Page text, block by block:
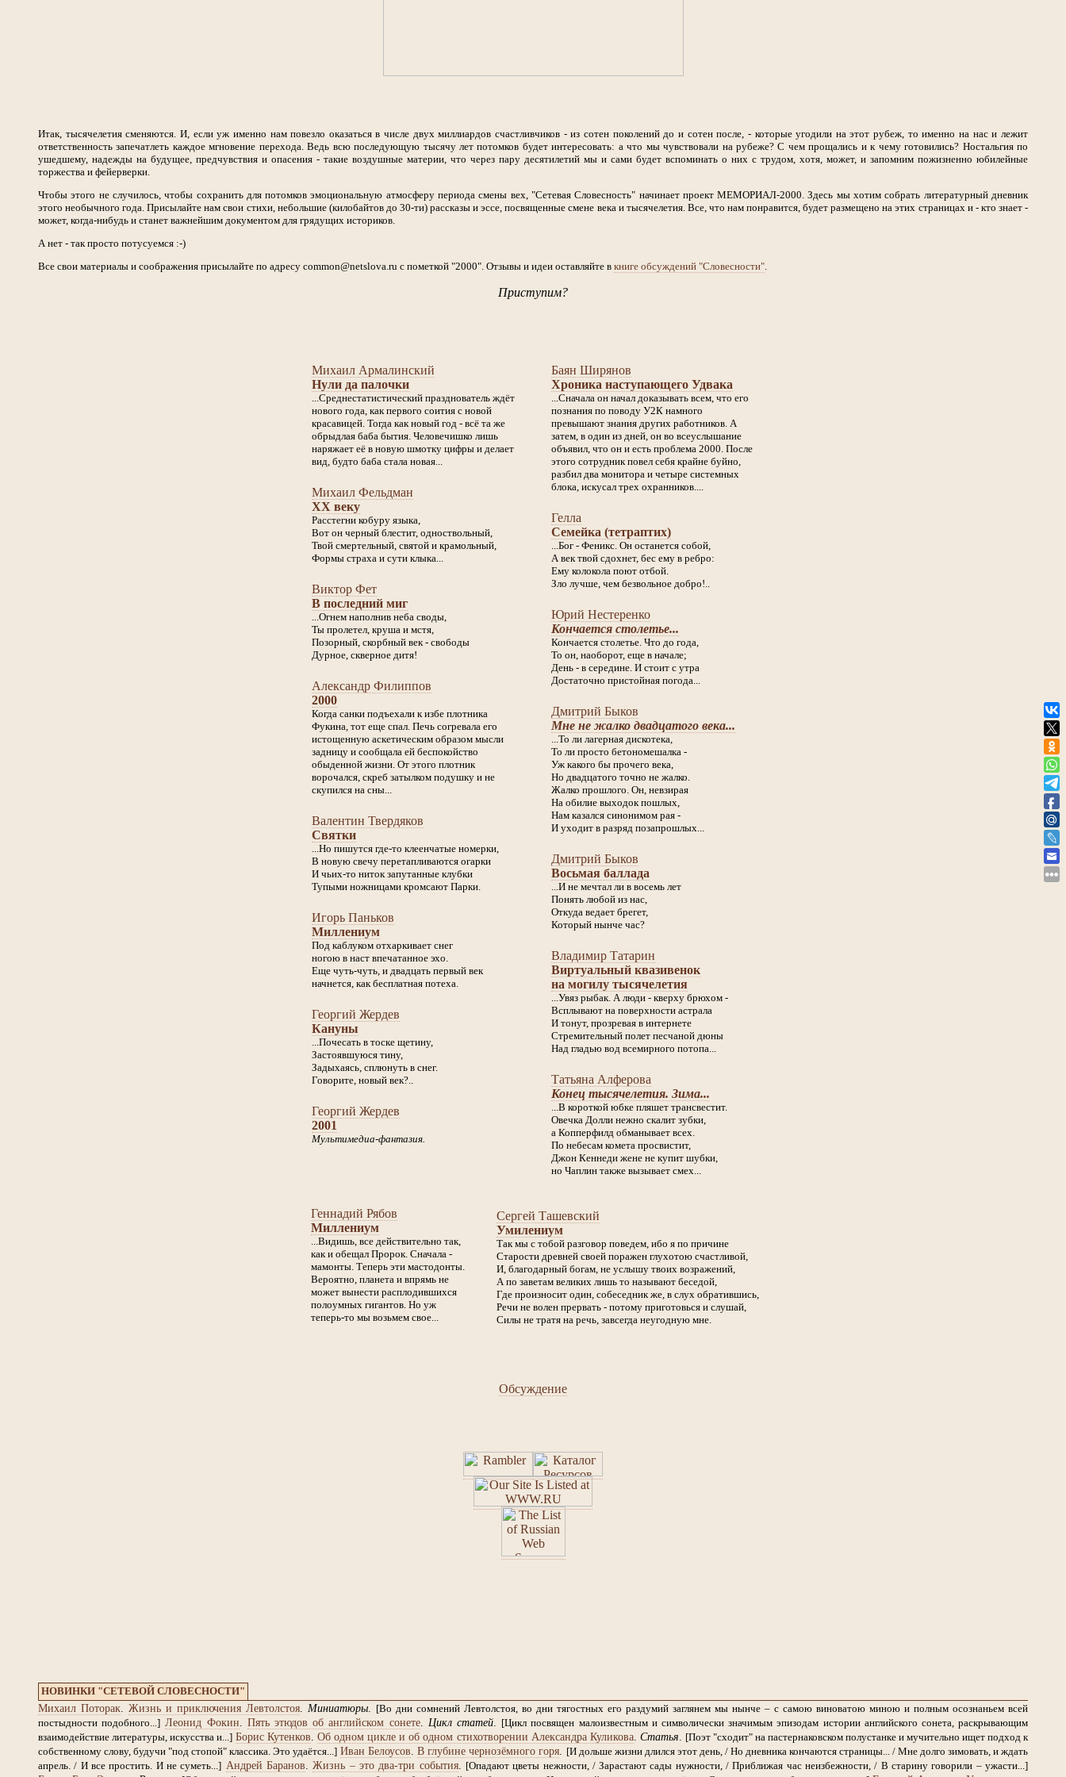
Итак, тысячелетия сменяются. И, если уж именно нам повезло оказаться в числе двух миллиардов счастливчиков - из сотен поколений до и сотен после, - которые угодили на этот рубеж, то именно на нас и лежит
ответственность запечатлеть каждое мгновение перехода. Ведь всю последующую тысячу лет потомков будет интересовать: а что мы чувствовали на рубеже? С чем прощались и к чему готовились? Ностальгия по
ушедшему, надежды на будущее, предчувствия и опасения - такие воздушные материи, что через пару десятилетий мы и сами будет вспоминать о них с трудом, хотя, может, и запомним пожизненно юбилейные
торжества и фейерверки.
Чтобы этого не случилось, чтобы сохранить для потомков эмоциональную атмосферу периода смены вех, "Сетевая Словесность" начинает проект МЕМОРИАЛ-2000. Здесь мы хотим собрать литературный дневник
этого необычного года. Присылайте нам свои стихи, небольшие (килобайтов до 30-ти) рассказы и эссе, посвященные смене века и тысячелетия. Все, что нам понравится, будет размещено на этих страницах и - кто знает -
может, когда-нибудь и станет важнейшим документом для грядущих историков.
А нет - так просто потусуемся :-)
Все свои материалы и соображения присылайте по адресу common@netslova.ru с пометкой "2000". Отзывы и идеи оставляйте в книге обсуждений "Словесности".
Приступим?
Михаил Армалинский
Нули да палочки
...Среднестатистический празднователь ждёт
нового года, как первого соития с новой
красавицей. Тогда как новый год - всё та же
обрыдлая баба бытия. Человечишко лишь
наряжает её в новую шмотку цифры и делает
вид, будто баба стала новая...
Михаил Фельдман
XX веку
Расстегни кобуру языка,
Вот он черный блестит, одноствольный,
Твой смертельный, святой и крамольный,
Формы страха и сути клыка...
Виктор Фет
В последний миг
...Огнем наполнив неба своды,
Ты пролетел, круша и мстя,
Позорный, скорбный век - свободы
Дурное, скверное дитя!
Александр Филиппов
2000
Когда санки подъехали к избе плотника
Фукина, тот еще спал. Печь согревала его
истощенную аскетическим образом мысли
задницу и сообщала ей беспокойство
обыденной жизни. От этого плотник
ворочался, скреб затылком подушку и не
скупился на сны...
Валентин Твердяков
Святки
...Но пишутся где-то клеенчатые номерки,
В новую свечу перетапливаются огарки
И чьих-то ниток запутанные клубки
Тупыми ножницами кромсают Парки.
Игорь Паньков
Миллениум
Под каблуком отхаркивает снег
ногою в наст впечатанное эхо.
Еще чуть-чуть, и двадцать первый век
начнется, как бесплатная потеха.
Георгий Жердев
Кануны
...Почесать в тоске щетину,
Застоявшуюся тину,
Задыхаясь, сплюнуть в снег.
Говорите, новый век?..
Георгий Жердев
2001
Мультимедиа-фантазия.
Баян Ширянов
Хроника наступающего Удвака
...Сначала он начал доказывать всем, что его
познания по поводу У2К намного
превышают знания других работников. А
затем, в один из дней, он во всеуслышание
объявил, что он и есть проблема 2000. После
этого сотрудник повел себя крайне буйно,
разбил два монитора и четыре системных
блока, искусал трех охранников....
Гелла
Семейка (тетраптих)
...Бог - Феникс. Он останется собой,
А век твой сдохнет, бес ему в ребро:
Ему колокола поют отбой.
Зло лучше, чем безвольное добро!..
Юрий Нестеренко
Кончается столетье...
Кончается столетье. Что до года,
То он, наоборот, еще в начале;
День - в середине. И стоит с утра
Достаточно пристойная погода...
Дмитрий Быков
Мне не жалко двадцатого века...
...То ли лагерная дискотека,
То ли просто бетономешалка -
Уж какого бы прочего века,
Но двадцатого точно не жалко.
Жалко прошлого. Он, невзирая
На обилие выходок пошлых,
Нам казался синонимом рая -
И уходит в разряд позапрошлых...
Дмитрий Быков
Восьмая баллада
...И не мечтал ли в восемь лет
Понять любой из нас,
Откуда ведает брегет,
Который нынче час?
Владимир Татарин
Виртуальный квазивенок
на могилу тысячелетия
...Увяз рыбак. А люди - кверху брюхом -
Всплывают на поверхности астрала
И тонут, прозревая в интернете
Стремительный полет песчаной дюны
Над гладью вод всемирного потопа...
Татьяна Алферова
Конец тысячелетия. Зима...
...В короткой юбке пляшет трансвестит.
Овечка Долли нежно скалит зубки,
а Копперфилд обманывает всех.
По небесам комета просвистит,
Джон Кеннеди жене не купит шубки,
но Чаплин также вызывает смех...
Геннадий Рябов
Миллениум
...Видишь, все действительно так,
как и обещал Пророк. Сначала -
мамонты. Теперь эти мастодонты.
Вероятно, планета и впрямь не
может вынести расплодившихся
полоумных гигантов. Но уж
теперь-то мы возьмем свое...
Сергей Ташевский
Умилениум
Так мы с тобой разговор поведем, ибо я по причине
Старости древней своей поражен глухотою счастливой,
И, благодарный богам, не услышу твоих возражений,
А по заветам великих лишь то называют беседой,
Где произносит один, собеседник же, в слух обратившись,
Речи не волен прервать - потому приготовься и слушай,
Силы не тратя на речь, завсегда неугодную мне.
Обсуждение
НОВИНКИ "СЕТЕВОЙ СЛОВЕСНОСТИ"
Михаил Поторак. Жизнь и приключения Левтолстоя. Миниатюры.
[Во дни сомнений Левтолстоя, во дни тягостных его раздумий заглянем мы нынче – с самою виноватою миною и полным осознаньем всей
постыдности подобного...] Леонид Фокин. Пять этюдов об английском сонете. Цикл статей.
[Цикл посвящен малоизвестным и символически значимым эпизодам истории английского сонета, раскрывающим
взаимодействие литературы, искусства и...] Борис Кутенков.Об одном цикле и об одном стихотворении Александра Куликова. Статья. [Поэт "сходит" на пастернаковском полустанке и мучительно ищет подход к
собственному слову, будучи "под стопой" классика. Это удаётся...] Иван Белоусов.В глубине чернозёмного горя. [И дольше жизни длился этот день, / Но дневника кончаются страницы... / Мне долго зимовать, и ждать
апрель. / И все простить. И не суметь...] Андрей Баранов.Жизнь – это два-три события. [Опадают цветы нежности, / Зарастают сады нужности, / Приближая час неизбежности, / В старину говорили – ужасти...]